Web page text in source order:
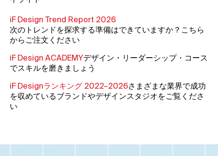
iF Design Trend Report 2026
次のトレンドを探求する準備はできていますか？こちら
からご注文ください
iF Design ACADEMYデザイン・リーダーシップ・コース
でスキルを磨きましょう
iF Designランキング 2022–2026さまざまな業界で成功
を収めているブランドやデザインスタジオをご覧くださ
い